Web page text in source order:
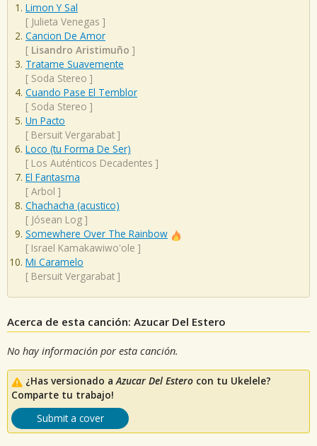
Limon Y Sal
[ Julieta Venegas ]
Cancion De Amor
[ Lisandro Aristimuño ]
Tratame Suavemente
[ Soda Stereo ]
Cuando Pase El Temblor
[ Soda Stereo ]
Un Pacto
[ Bersuit Vergarabat ]
Loco (tu Forma De Ser)
[ Los Auténticos Decadentes ]
El Fantasma
[ Arbol ]
Chachacha (acustico)
[ Jósean Log ]
Somewhere Over The Rainbow
[ Israel Kamakawiwo'ole ]
Mi Caramelo
[ Bersuit Vergarabat ]
Acerca de esta canción: Azucar Del Estero
No hay información por esta canción.
¿Has versionado aAzucar Del Estero con tu Ukelele?
Comparte tu trabajo!
Submit a cover